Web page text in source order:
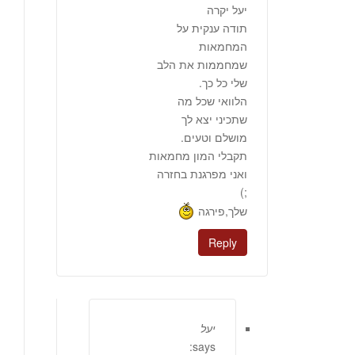
יעל יקרה
תודה ענקית על
המחמאות
שמחממות את הלב
שלי כל כך.
הלוואי שכל מה
שתכיני יצא לך
מושלם וטעים.
תקבלי המון מחמאות
ואני מפרגנת בחזרה
;)
שלך,פירגה
Reply
יעל
says: